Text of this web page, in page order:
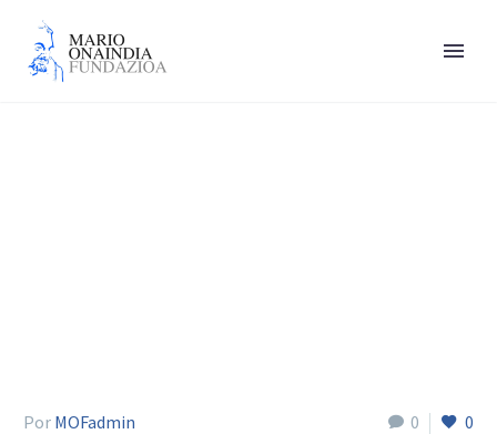
0 0
Por MOFadmin